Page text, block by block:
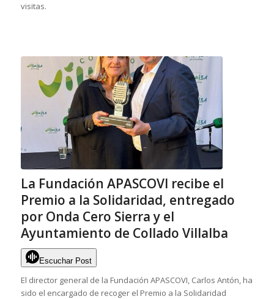
visitas.
La Fundación APASCOVI recibe el
Premio a la Solidaridad, entregado
por Onda Cero Sierra y el
Ayuntamiento de Collado Villalba
Escuchar Post
El director general de la Fundación APASCOVI, Carlos Antón, ha
sido el encargado de recoger el Premio a la Solidaridad